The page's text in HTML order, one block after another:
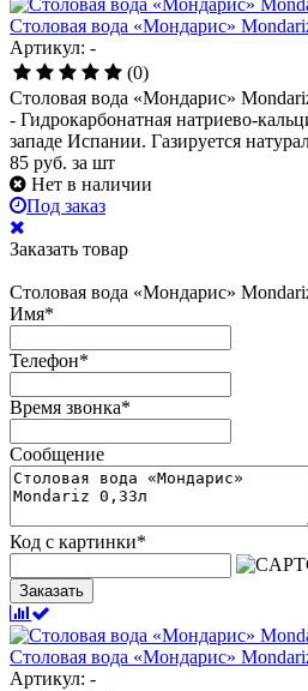
Столовая вода «Мондарис»
Артикул: -
(0)
Столовая вода «Мондарис»
- Гидрокарбонатная натриево-
западе Испании. Газируется
85 руб. за шт
Нет в наличии
Под заказ
Заказать товар
Столовая вода «Мондарис»
Имя*
Телефон*
Время звонка*
Сообщение
Код с картинки*
Заказать
Столовая вода «Мондарис»
Артикул: -